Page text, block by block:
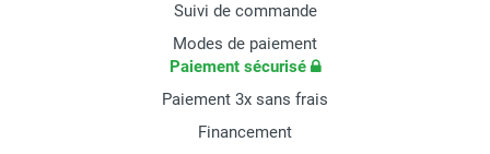
Suivi de commande
Modes de paiement
Paiement sécurisé
Paiement 3x sans frais
Financement